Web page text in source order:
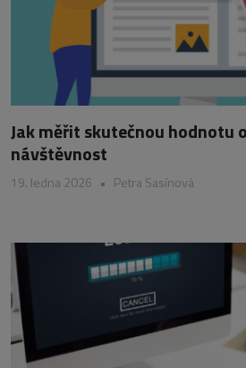
Jak měřit skutečnou hodnotu
návštěvnost
19. ledna 2026 • Petra Sasínová